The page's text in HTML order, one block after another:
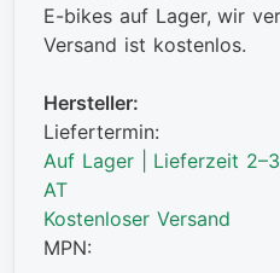
E-bikes auf Lager, wir
Versand ist kostenlos.
Hersteller:
Liefertermin:
Auf Lager | Lieferzeit
AT
Kostenloser Versand
MPN: